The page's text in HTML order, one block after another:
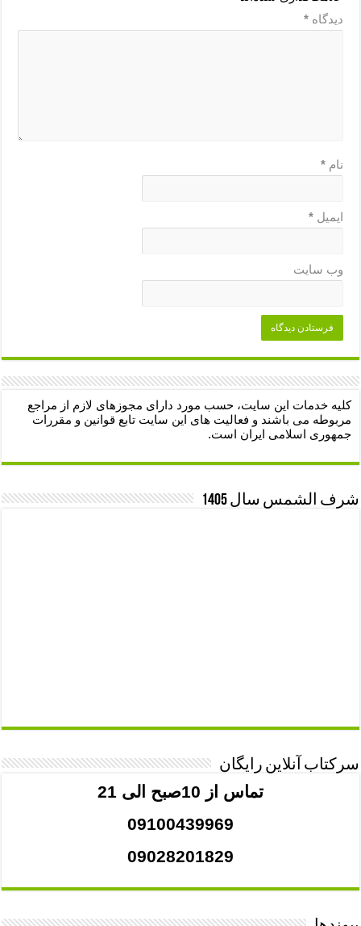
دیدگاه*
نام*
ایمیل*
وب‌ سایت
کلیه خدمات این سایت، حسب مورد دارای مجوزهای لازم از مراجع
مربوطه می باشند و فعالیت های این سایت تابع قوانین و مقررات
جمهوری اسلامی ایران است.
شرف الشمس سال 1405
سرکتاب آنلاین رایگان
تماس از 10صبح الی 21
09100439969
09028201829